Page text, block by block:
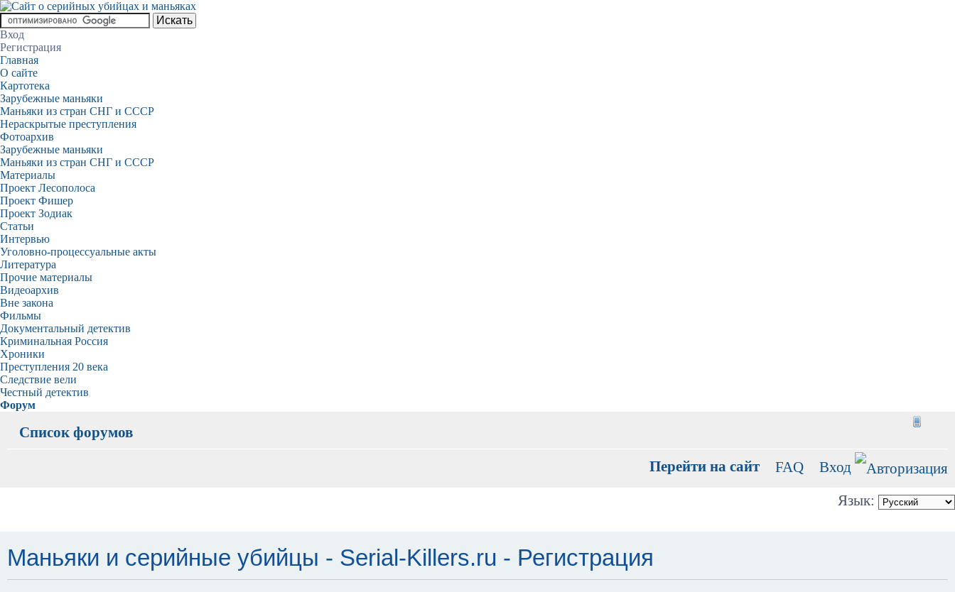
Вход
Регистрация
Главная
О сайте
Картотека
Зарубежные маньяки
Маньяки из стран СНГ и СССР
Нераскрытые преступления
Фотоархив
Зарубежные маньяки
Маньяки из стран СНГ и СССР
Материалы
Проект Лесополоса
Проект Фишер
Проект Зодиак
Статьи
Интервью
Уголовно-процессуальные акты
Литература
Прочие материалы
Видеоархив
Вне закона
Фильмы
Документальный детектив
Криминальная Россия
Хроники
Преступления 20 века
Следствие вели
Честный детектив
Форум
Список форумов
Перейти на сайт FAQ Вход
Язык:
Маньяки и серийные убийцы - Serial-Killers.ru - Регистрация